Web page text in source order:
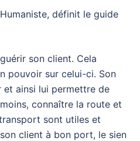
définit le guide
son client. Cela
pouvoir sur celui-ci. Son
et ainsi lui permettre de
connaître la route et
sont utiles et
client à bon port, le sien